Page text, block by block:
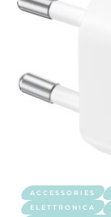
ACCESSORIES
ELETTRONICA